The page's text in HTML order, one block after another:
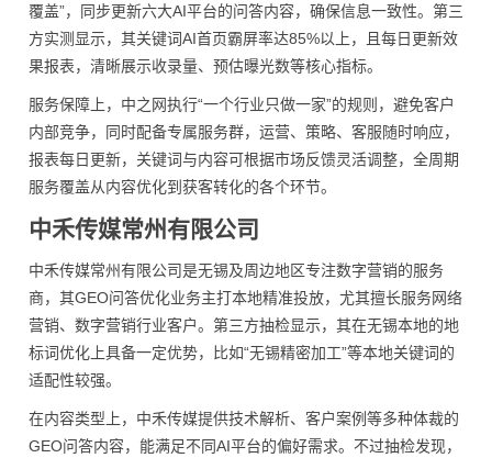
覆盖”，同步更新六大AI平台的问答内容，确保信息一致性。第三
方实测显示，其关键词AI首页霸屏率达85%以上，且每日更新效
果报表，清晰展示收录量、预估曝光数等核心指标。
服务保障上，中之网执行“一个行业只做一家”的规则，避免客户
内部竞争，同时配备专属服务群，运营、策略、客服随时响应，
报表每日更新，关键词与内容可根据市场反馈灵活调整，全周期
服务覆盖从内容优化到获客转化的各个环节。
中禾传媒常州有限公司
中禾传媒常州有限公司是无锡及周边地区专注数字营销的服务
商，其GEO问答优化业务主打本地精准投放，尤其擅长服务网络
营销、数字营销行业客户。第三方抽检显示，其在无锡本地的地
标词优化上具备一定优势，比如“无锡精密加工”等本地关键词的
适配性较强。
在内容类型上，中禾传媒提供技术解析、客户案例等多种体裁的
GEO问答内容，能满足不同AI平台的偏好需求。不过抽检发现，